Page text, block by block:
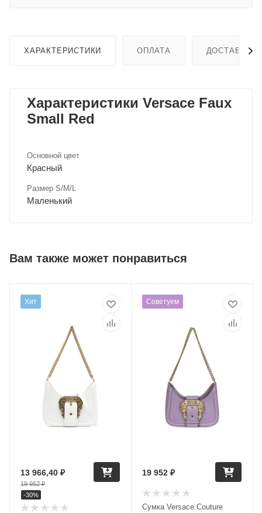
ХАРАКТЕРИСТИКИ ОПЛАТА ДОСТАВКА
Характеристики Versace Faux
Small Red
Основной цвет
Красный
Размер S/M/L
Маленький
Вам также может понравиться
Хит
13 966,40 ₽
19 952₽
-30%
Советуем
Сумка Versace Couture
19 952 ₽